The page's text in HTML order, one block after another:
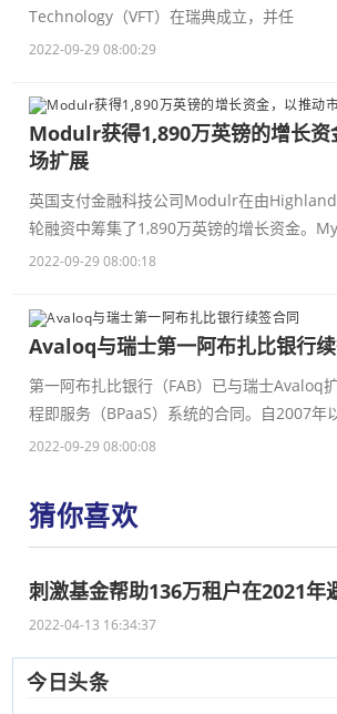
Technology（VFT）在瑞典成立，并任
2022-09-29 08:00:29
Modulr获得1,890万英镑的增长资
场扩展
英国支付金融科技公司Modulr在由
轮融资中筹集了1,890万英镑的增长资金。My
2022-09-29 08:00:18
Avaloq与瑞士第一阿布扎比银行
第一阿布扎比银行（FAB）已与瑞士Avaloq
程即服务（BPaaS）系统的合同。自2007年
2022-09-29 08:00:08
猜你喜欢
刺激基金帮助136万租户在2021年
2022-04-13 16:34:37
今日头条